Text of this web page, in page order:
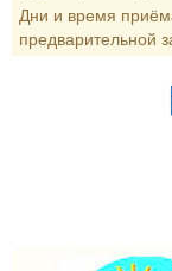
Дни и время
предварительной